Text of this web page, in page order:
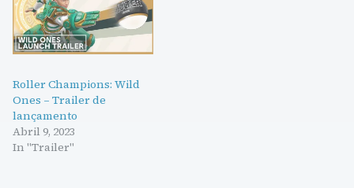
Roller Champions: Wild
Ones – Trailer de
lançamento
Abril 9, 2023
In "Trailer"